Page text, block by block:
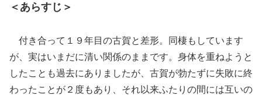
＜あらすじ＞
付き合って１９年目の古賀と差形。同棲もしています
が、実はいまだに清い関係のままです。身体を重ねようと
したことも過去にありましたが、古賀が勃たずに失敗に終
わったことが２度もあり、それ以来ふたりの間には互いの